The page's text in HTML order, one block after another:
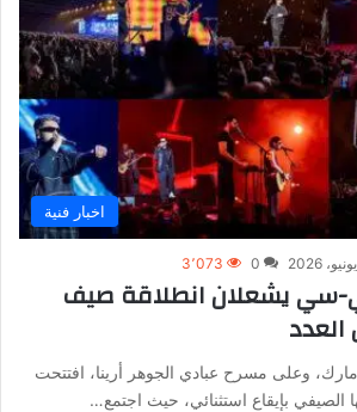
اخبار فنية
0 3٬073
سي يشعلان انطلاقة صيف
وعلى مسرح عبادي الجوهر أرينا، افتتحت
بإيقاع استثنائي، حيث اجتمع…